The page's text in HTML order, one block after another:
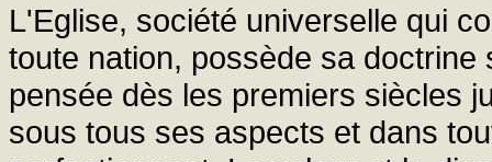
L'Eglise, société universelle qui
toute nation, possède sa
pensée dès les premiers siècles
sous tous ses aspects et dans